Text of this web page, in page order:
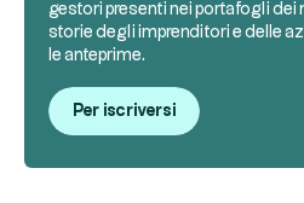
gestori presenti nei portafogli dei
storie degli imprenditori e delle
le anteprime.
Per iscriversi